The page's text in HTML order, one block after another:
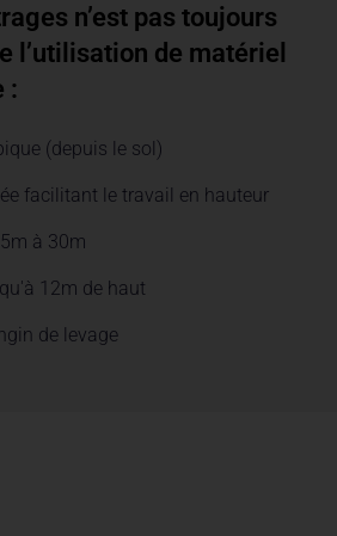
n’est pas toujours
l’utilisation de matériel
:
(depuis le sol)
facilitant le travail en hauteur
à 30m
12m de haut
de levage